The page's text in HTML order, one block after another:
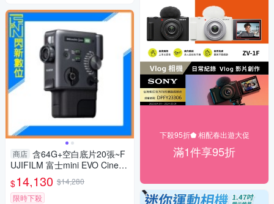
商店 含64G+空白底片20張~F
UJIFILM 富士mini EVO Cinem
a 三合一 拍立得 拍照/影片/列
印(公司貨)
$14,130 $14,280
限時下殺
下殺95折⬟ 相配春出遊大促
滿1件享95折